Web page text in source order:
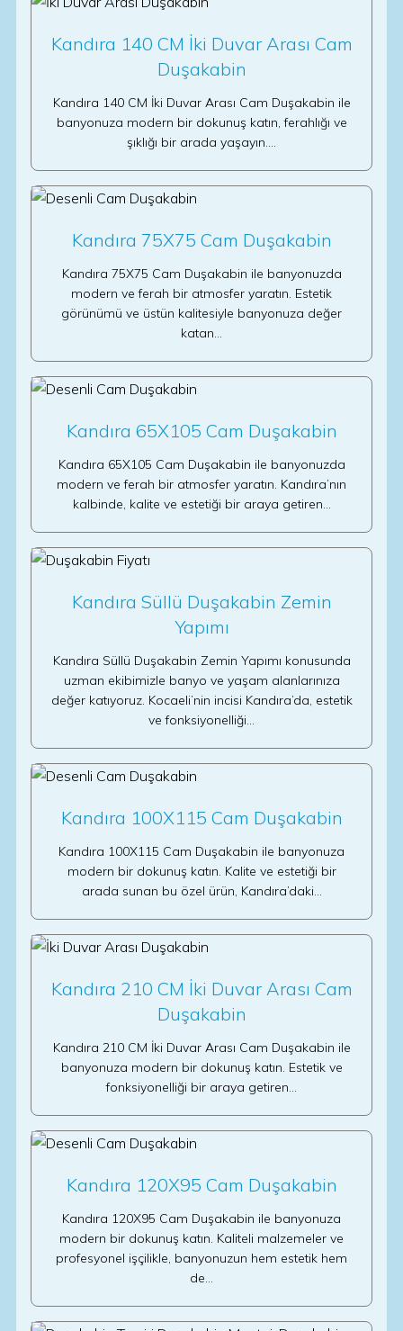
Kandıra 140 CM İki Duvar Arası Cam
Duşakabin
Kandıra 140 CM İki Duvar Arası Cam Duşakabin ile
banyonuza modern bir dokunuş katın, ferahlığı ve
şıklığı bir arada yaşayın.…
Kandıra 75X75 Cam Duşakabin
Kandıra 75X75 Cam Duşakabin ile banyonuzda
modern ve ferah bir atmosfer yaratın. Estetik
görünümü ve üstün kalitesiyle banyonuza değer
katan…
Kandıra 65X105 Cam Duşakabin
Kandıra 65X105 Cam Duşakabin ile banyonuzda
modern ve ferah bir atmosfer yaratın. Kandıra’nın
kalbinde, kalite ve estetiği bir araya getiren…
Kandıra Süllü Duşakabin Zemin
Yapımı
Kandıra Süllü Duşakabin Zemin Yapımı konusunda
uzman ekibimizle banyo ve yaşam alanlarınıza
değer katıyoruz. Kocaeli’nin incisi Kandıra’da, estetik
ve fonksiyonelliği…
Kandıra 100X115 Cam Duşakabin
Kandıra 100X115 Cam Duşakabin ile banyonuza
modern bir dokunuş katın. Kalite ve estetiği bir
arada sunan bu özel ürün, Kandıra’daki…
Kandıra 210 CM İki Duvar Arası Cam
Duşakabin
Kandıra 210 CM İki Duvar Arası Cam Duşakabin ile
banyonuza modern bir dokunuş katın. Estetik ve
fonksiyonelliği bir araya getiren…
Kandıra 120X95 Cam Duşakabin
Kandıra 120X95 Cam Duşakabin ile banyonuza
modern bir dokunuş katın. Kaliteli malzemeler ve
profesyonel işçilikle, banyonuzun hem estetik hem
de…